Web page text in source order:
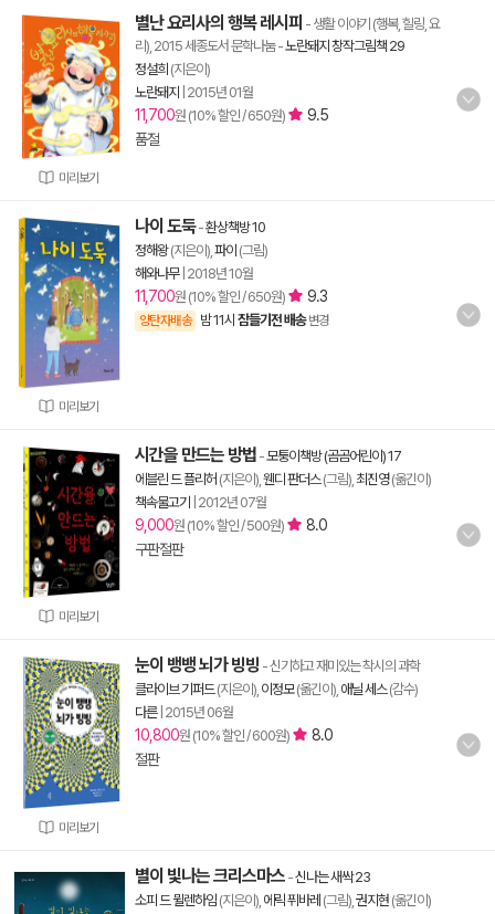
미리보기
별난 요리사의 행복 레시피 - 생활 이야기 (행복, 힐링, 요
리), 2015 세종도서 문학나눔-노란돼지 창작그림책 29
정설희 (지은이)
노란돼지
2015년 01월
11,700원 (10% 할인 / 650원)
9.5
품절
미리보기
나이 도둑-환상책방 10
정해왕(지은이), 파이 (그림)
해와나무| 2018년 10월
11,700원 (10% 할인 / 650원) 9.3
양탄자배송 밤 11시 잠들기전 배송 변경
미리보기
시간을 만드는 방법 -모퉁이책방 (곰곰어린이) 17
에블린 드 플리허 (지은이), 웬디 판더스(그림), 최진영(옮긴이)
책속물고기
2012년 07월
9,000원 (10% 할인 / 500원)
8.0
구판절판
미리보기
눈이 뱅뱅 뇌가 빙빙 - 신기하고 재미있는 착시의 과학
클라이브 기퍼드(지은이), 이정모(옮긴이), 애닐 세스(감수)
다른| 2015년 06월
10,800원 (10% 할인 / 600원)
8.0
절판
별이 빛나는 크리스마스 -신나는 새싹 23
소피 드 뮐렌하임 (지은이), 에릭 퓌바레 (그림), 권지현 (옮긴이)